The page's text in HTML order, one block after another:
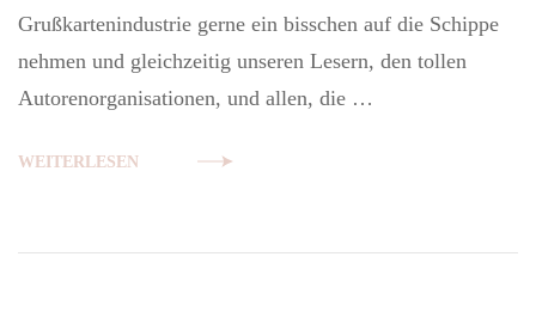
Grußkartenindustrie gerne ein bisschen auf die Schippe
nehmen und gleichzeitig unseren Lesern, den tollen
Autorenorganisationen, und allen, die …
WEITERLESEN